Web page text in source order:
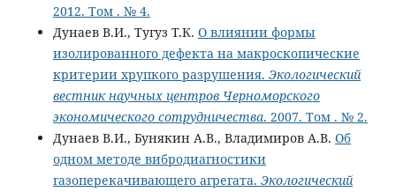
2012. Том . № 4.
Дунаев В.И., Тугуз Т.К. О влиянии формы
изолированного дефекта на макроскопические
критерии хрупкого разрушения. Экологический
вестник научных центров Черноморского
экономического сотрудничества. 2007. Том . № 2.
Дунаев В.И., Бунякин А.В., Владимиров А.В. Об
одном методе вибродиагностики
газоперекачивающего агрегата. Экологический